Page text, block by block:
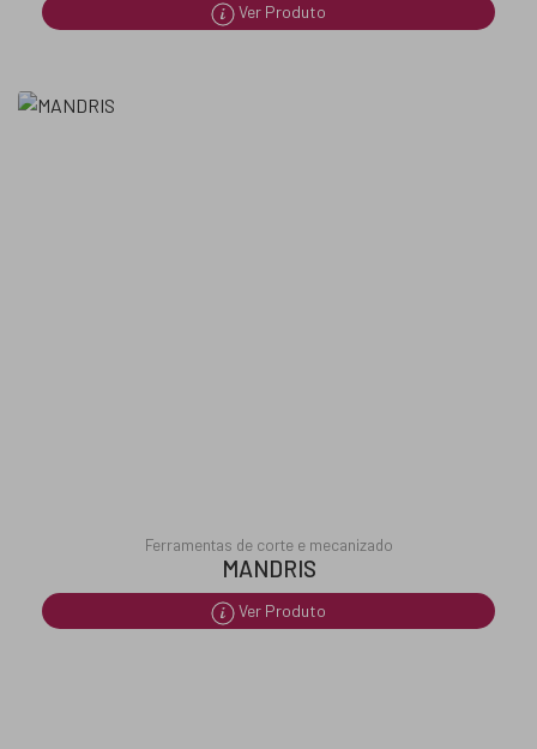
Ver Produto
Ferramentas de corte e mecanizado
MANDRIS
Ver Produto